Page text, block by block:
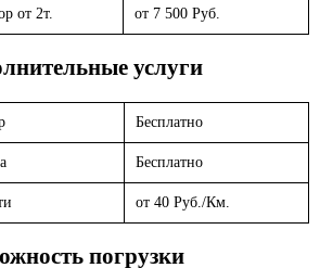
от 2т. от 7 500 Руб.
услуги
Бесплатно
Бесплатно
от 40 Руб./Км.
погрузки